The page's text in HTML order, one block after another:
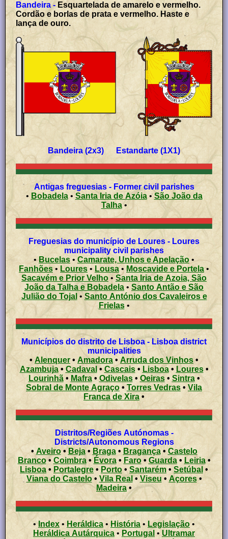
Bandeira - Esquartelada de amarelo e vermelho.
Cordão e borlas de prata e vermelho. Haste e
lança de ouro.
Bandeira (2x3) Estandarte (1X1)
Antigas freguesias - Former civil parishes
• Bobadela• Santa Iria de Azóia•São João da
Talha•
Freguesias do município de Loures - Loures
municipality civil parishes
•Bucelas • Camarate, Unhos e Apelação •
Fanhões• Loures • Lousa • Moscavide e Portela •
Sacavém e Prior Velho • Santa Iria de Azoia, São
João da Talha e Bobadela • Santo Antão e São
Julião do Tojal • Santo António dos Cavaleiros e
Frielas•
Municípios do distrito de Lisboa - Lisboa district
municipalities
• Alenquer • Amadora • Arruda dos Vinhos •
Azambuja• Cadaval •Cascais• Lisboa• Loures•
Lourinhã• Mafra•Odivelas• Oeiras• Sintra•
Sobral de Monte Agraço • Torres Vedras • Vila
Franca de Xira •
Distritos/Regiões Autónomas -
Districts/Autonomous Regions
• Aveiro• Beja• Braga• Bragança•Castelo
Branco• Coimbra• Évora• Faro• Guarda• Leiria•
Lisboa • Portalegre • Porto • Santarém • Setúbal •
Viana do Castelo• Vila Real• Viseu • Açores •
Madeira •
• Index • Heráldica • História • Legislação •
Heráldica Autárquica • Portugal •Ultramar